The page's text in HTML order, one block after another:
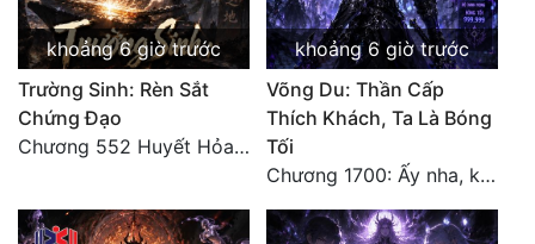
khoảng 6 giờ trước
Trường Sinh: Rèn Sắt
Chứng Đạo
Chương 552 Huyết Hỏa Độn Hư, nhân quả chưa dứt
khoảng 6 giờ trước
Võng Du: Thần Cấp
Thích Khách, Ta Là Bóng
Tối
Chương 1700: Ấy nha, không có chuyện gì!